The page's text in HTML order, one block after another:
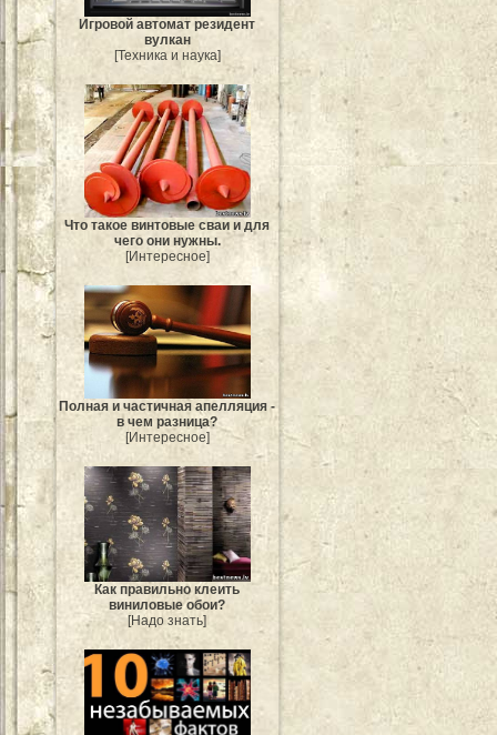
Игровой автомат резидент
вулкан
[Техника и наука]
Что такое винтовые сваи и для
чего они нужны.
[Интересное]
Полная и частичная апелляция -
в чем разница?
[Интересное]
Как правильно клеить
виниловые обои?
[Надо знать]